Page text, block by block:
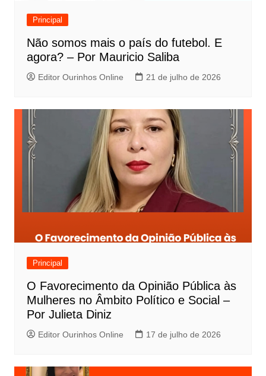
Principal
Não somos mais o país do futebol. E
agora? – Por Mauricio Saliba
Editor Ourinhos Online 21 de julho de 2026
Principal
O Favorecimento da Opinião Pública às
Mulheres no Âmbito Político e Social –
Por Julieta Diniz
Editor Ourinhos Online 17 de julho de 2026